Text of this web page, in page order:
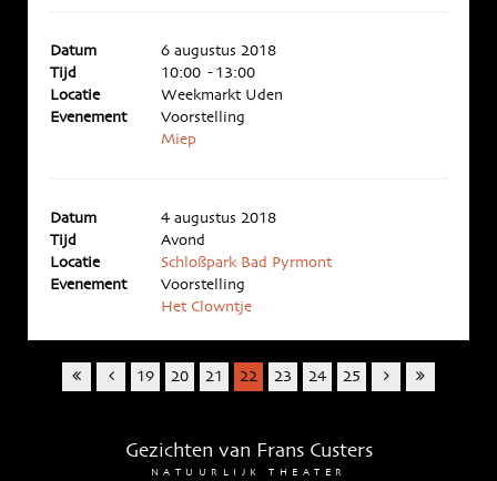
Datum
6 augustus 2018
Tijd
10:00 - 13:00
Locatie
Weekmarkt Uden
Evenement
Voorstelling
Miep
Datum
4 augustus 2018
Tijd
Avond
Locatie
Schloßpark Bad Pyrmont
Evenement
Voorstelling
Het Clowntje
19 20 21 22 23 24 25
Gezichten van Frans Custers
NATUURLIJK THEATER